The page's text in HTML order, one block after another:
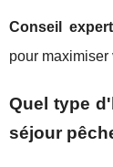
Conseil
pour maximiser
Quel type
séjour